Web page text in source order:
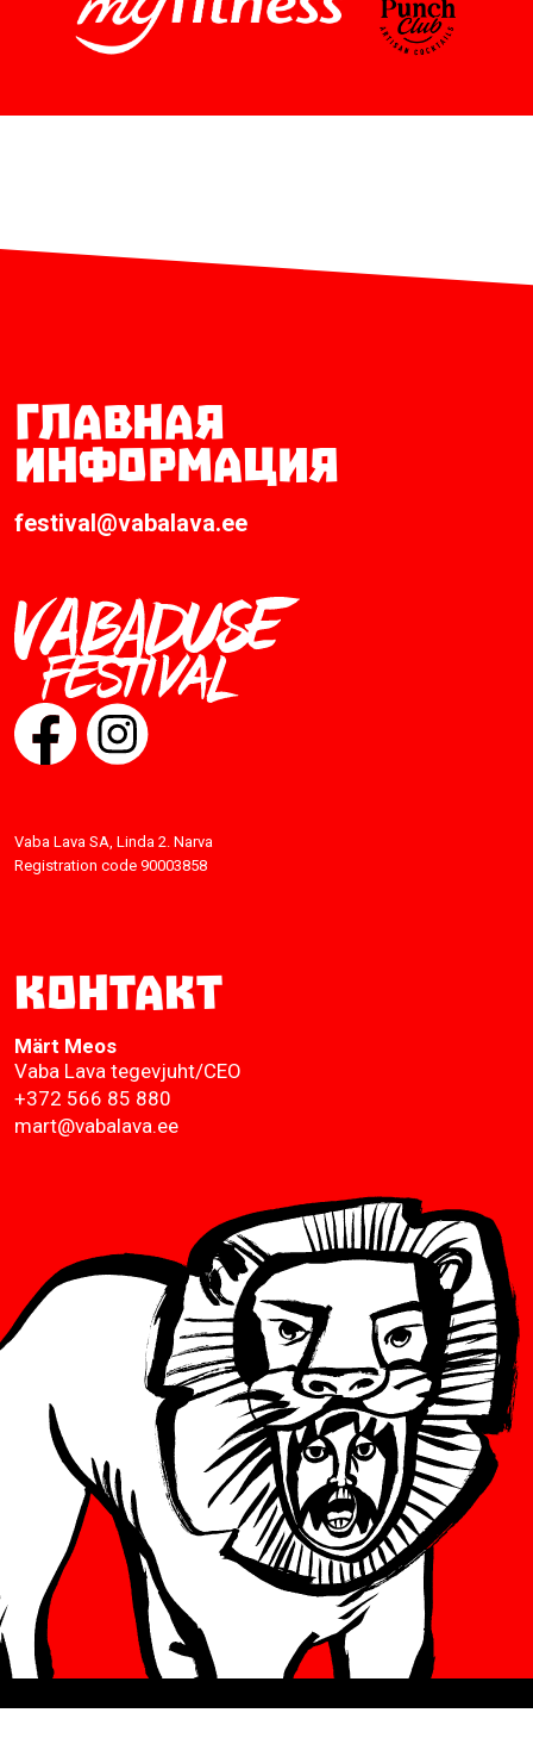
Главная
информация
festival@vabalava.ee
Vaba Lava SA, Linda 2. Narva
Registration code 90003858
Контакт
Märt Meos
Vaba Lava tegevjuht/CEO
+372 566 85 880
mart@vabalava.ee